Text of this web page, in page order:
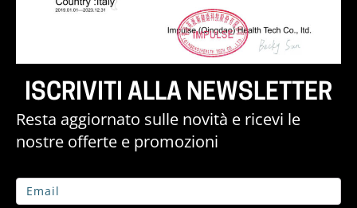
ISCRIVITI ALLA NEWSLETTER
Resta aggiornato sulle novità e ricevi le
nostre offerte e promozioni